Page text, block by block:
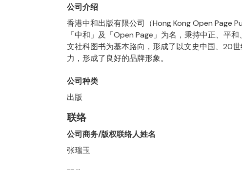
公司介绍
香港中和出版有限公司（Hong Kong Open Page
「中和」及「Open Page」为名，秉持中正、平
文社科图书为基本路向，形成了以文史中国、20
力，形成了良好的品牌形象。
公司种类
出版
联络
公司商务/版权联络人姓名
张瑞玉